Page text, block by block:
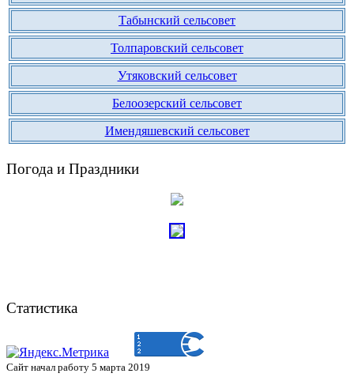
Табынский сельсовет
Толпаровский сельсовет
Утяковский сельсовет
Белоозерский сельсовет
Имендяшевский сельсовет
Погода и Праздники
Статистика
Сайт начал работу 5 марта 2019